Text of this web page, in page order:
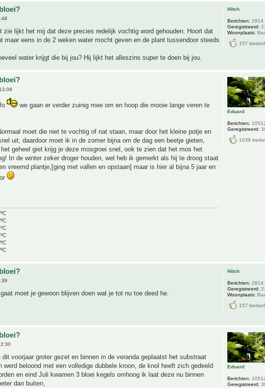
zie lijkt het mij dat deze precies redelijk vochtig word gehouden. Hoort dat
maar eens in de 2 weken water mocht geven en de plant tussendoor steeds
water krijgt die bij jou? Hij lijkt het alleszins super te doen bij jou.
Hitch
Berichten: 2814
Geregistreerd:
Woonplaats:
157
we gaan er verder zuinig mee om en hoop die mooie lange veren te
moet die niet te vochtig of nat staan, maar door het kleine potje en
uit, daardoor moet ik in de zomer bijna om de dag een beetje gieten,
geheel giet krijg je deze mosgroei snel, ook te zien dat het mos het
In de winter zeker droger houden, wel heb ik gemerkt als hij te droog staat
vreemd plantje,[ging met vallen en opstaan] maar is hier al bijna 5 jaar en
Eduard
Berichten:
Geregistreerd:
1039
moet je gewoon blijven doen wat je tot nu toe deed he.
Hitch
Berichten: 2814
Geregistreerd:
Woonplaats:
157
voorjaar groter gezet en binnen in de veranda geplaatst het substraat
werd beloond met een volledige dubbele kroon, de knol heeft zich gedeeld
en eind Juli kwamen 3 bloei kegels omhoog ik laat deze nu binnen
dan buiten,
Eduard
Berichten:
Geregistreerd: